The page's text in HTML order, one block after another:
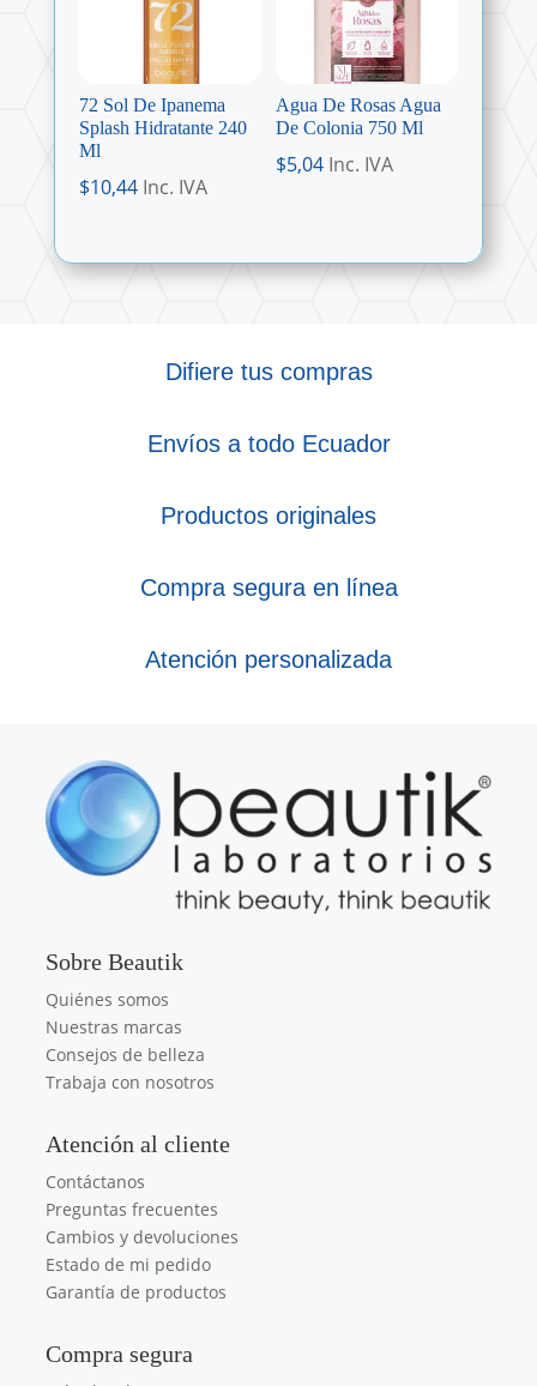
72 Sol De Ipanema
Splash Hidratante 240
Ml
$10,44 Inc. IVA
Agua De Rosas Agua
De Colonia 750 Ml
$5,04 Inc. IVA
Difiere tus compras
Envíos a todo Ecuador
Productos originales
Compra segura en línea
Atención personalizada
Sobre Beautik
Quiénes somos
Nuestras marcas
Consejos de belleza
Trabaja con nosotros
Atención al cliente
Contáctanos
Preguntas frecuentes
Cambios y devoluciones
Estado de mi pedido
Garantía de productos
Compra segura